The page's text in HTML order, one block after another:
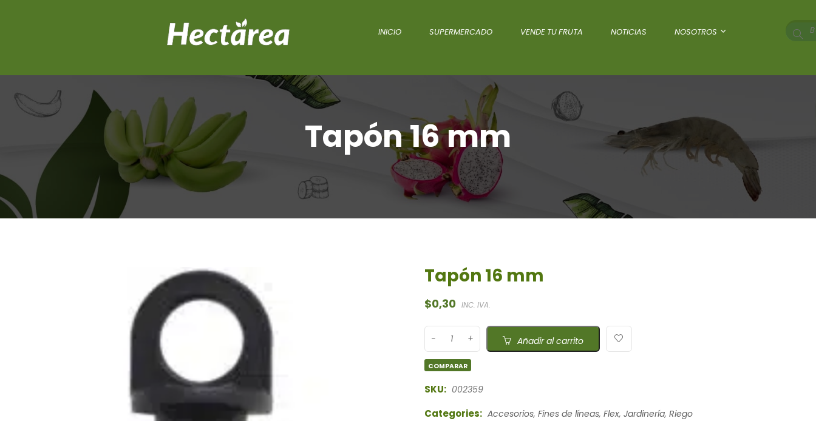
INICIO SUPERMERCADO VENDE TU FRUTA NOTICIAS NOSOTROS
Tapón 16 mm
Tapón 16 mm
$0,30 INC. IVA.
Añadir al carrito
COMPARAR
SKU: 002359
Categories: Accesorios, Fines de líneas, Flex, Jardinería, Riego